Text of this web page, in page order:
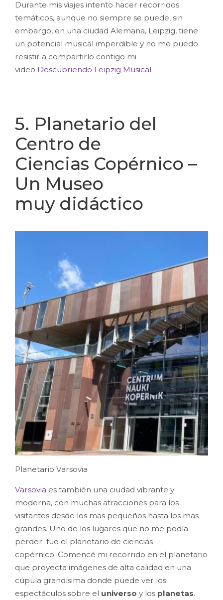
Durante mis viajes intento hacer recorridos
temáticos, aunque no siempre se puede, sin
embargo, en una ciudad Alemana, Leipzig, tiene
un potencial musical imperdible y no me puedo
resistir a compartirlo contigo mi
video Descubriendo Leipzig Musical.
5. Planetario del
Centro de
Ciencias Copérnico –
Un Museo
muy didáctico
Planetario Varsovia
Varsovia es también una ciudad vibrante y
moderna, con muchas atracciones para los
visitantes desde los mas pequeños hasta los mas
grandes. Uno de los lugares que no me podía
perder fue el planetario de ciencias
copérnico. Comencé mi recorrido en el planetario
que proyecta imágenes de alta calidad en una
cúpula grandísima donde puede ver los
espectáculos sobre el universo y los planetas.